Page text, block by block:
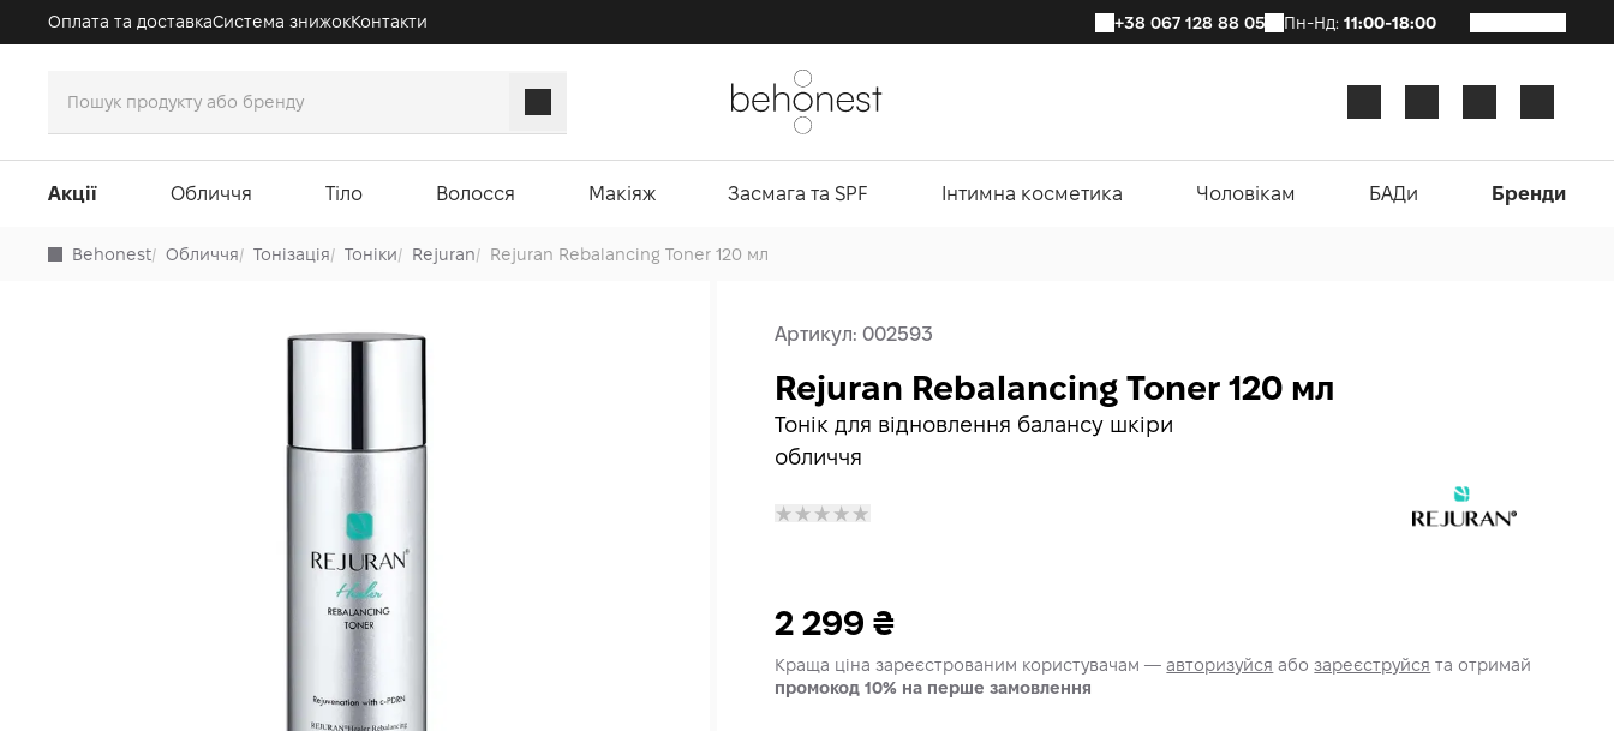
Оплата та доставкаСистема знижокКонтакти +38 067 128 88 05 Пн-Нд: 11:00-18:00
Акції Обличчя Тіло Волосся Макіяж Засмага та SPF Інтимна косметика Чоловікам БАДи Бренди
Behonest/ Обличчя/ Тонізація/ Тоніки/ Rejuran/ Rejuran Rebalancing Toner 120 мл
Артикул:002593
Тонік для відновлення балансу шкіри
обличчя
Rejuran Rebalancing Toner 120 мл
2 299₴
Краща ціна зареєстрованим користувачам —авторизуйся абозареєструйся та отримай
промокод 10% на перше замовлення